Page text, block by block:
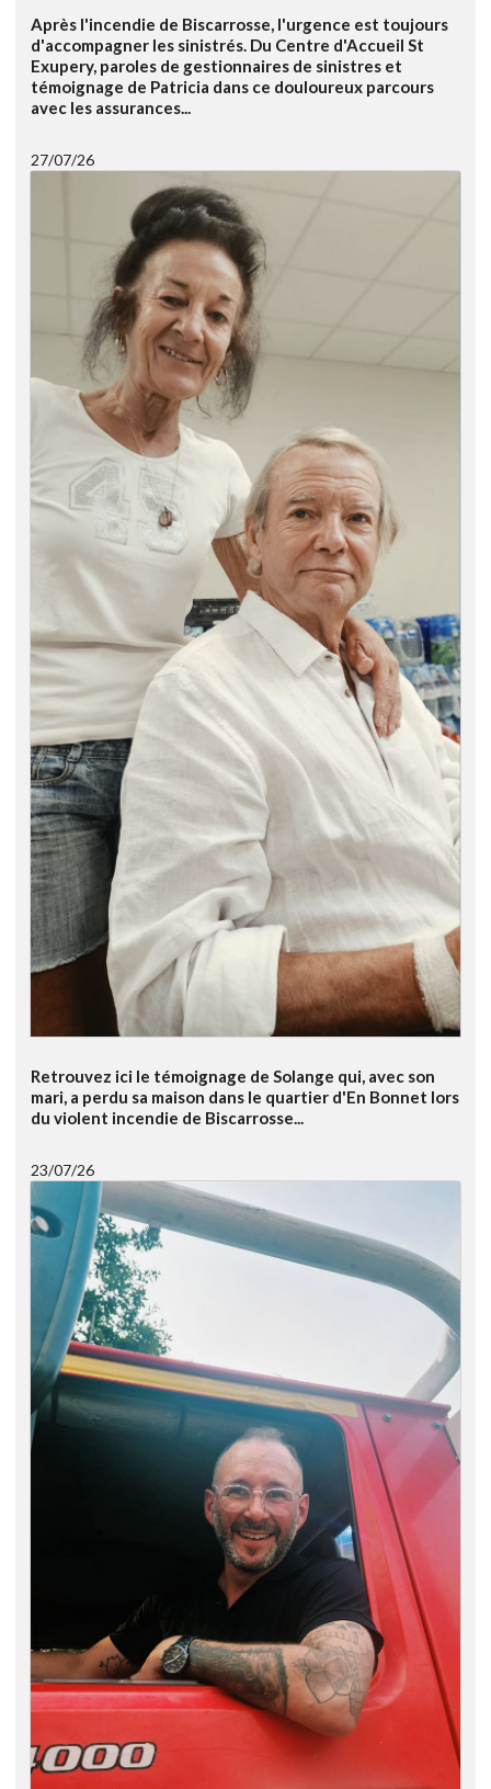
Après l'incendie de Biscarrosse, l'urgence est toujours
d'accompagner les sinistrés. Du Centre d'Accueil St
Exupery, paroles de gestionnaires de sinistres et
témoignage de Patricia dans ce douloureux parcours
avec les assurances...
27/07/26
Retrouvez ici le témoignage de Solange qui, avec son
mari, a perdu sa maison dans le quartier d'En Bonnet lors
du violent incendie de Biscarrosse...
23/07/26